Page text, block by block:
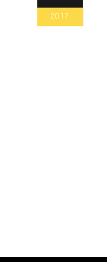
2017